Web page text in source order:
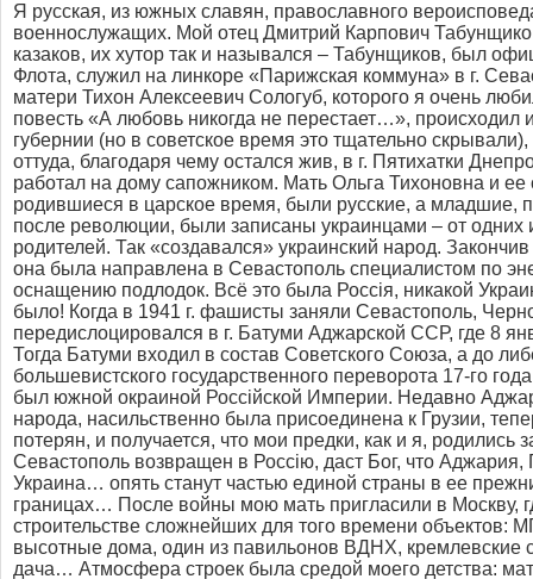
Я русская, из южных славян, православного
военнослужащих. Мой отец Дмитрий Карпович
казаков, их хутор так и назывался – Табунщиков, был
Флота, служил на линкоре «Парижская коммуна» в г.
матери Тихон Алексеевич Сологуб, которого я очень
повесть «А любовь никогда не перестает…», происходил
губернии (но в советское время это тщательно
оттуда, благодаря чему остался жив, в г. Пятихатки
работал на дому сапожником. Мать Ольга Тихоновна и ее
родившиеся в царское время, были русские, а младшие,
после революции, были записаны украинцами – от одних
родителей. Так «создавался» украинский народ. Закончив
она была направлена в Севастополь специалистом по
оснащению подлодок. Всё это была Россiя, никакой
было! Когда в 1941 г. фашисты заняли Севастополь,
передислоцировался в г. Батуми Аджарской ССР, где 8
Тогда Батуми входил в состав Советского Союза, а до
большевистского государственного переворота 17-го
был южной окраиной Россiйской Империи. Недавно
народа, насильственно была присоединена к Грузии,
потерян, и получается, что мои предки, как и я, родились
Севастополь возвращен в Россiю, даст Бог, что Аджария,
Украина… опять станут частью единой страны в ее
границах… После войны мою мать пригласили в Москву,
строительстве сложнейших для того времени объектов:
высотные дома, один из павильонов ВДНХ, кремлевские
дача… Атмосфера строек была средой моего детства: